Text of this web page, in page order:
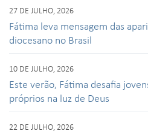
27 DE JULHO, 2026
Fátima leva mensagem das
diocesano no Brasil
10 DE JULHO, 2026
Este verão, Fátima desafia
próprios na luz de Deus
22 DE JULHO, 2026